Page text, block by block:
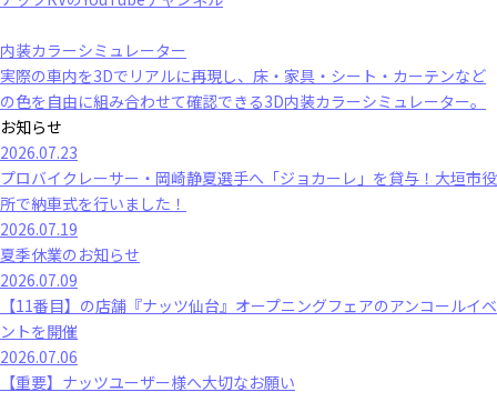
内装カラーシミュレーター
実際の車内を3Dでリアルに再現し、床・家具・シート・カーテンなど
の色を自由に組み合わせて確認できる3D内装カラーシミュレーター。
お知らせ
2026.07.23
プロバイクレーサー・岡崎静夏選手へ「ジョカーレ」を貸与！大垣市役
所で納車式を行いました！
2026.07.19
夏季休業のお知らせ
2026.07.09
【11番目】の店舗『ナッツ仙台』オープニングフェアのアンコールイベ
ントを開催
2026.07.06
【重要】ナッツユーザー様へ大切なお願い